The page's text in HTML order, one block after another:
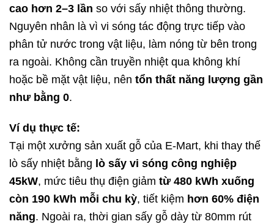
cao hơn 2–3 lần so với sấy nhiệt thông thường.
Nguyên nhân là vì vi sóng tác động trực tiếp vào
phân tử nước trong vật liệu, làm nóng từ bên trong
ra ngoài. Không cần truyền nhiệt qua không khí
hoặc bề mặt vật liệu, nên tổn thất năng lượng gần
như bằng 0.
Ví dụ thực tế:
Tại một xưởng sản xuất gỗ của E-Mart, khi thay thế
lò sấy nhiệt bằng lò sấy vi sóng công nghiệp
45kW, mức tiêu thụ điện giảm từ 480 kWh xuống
còn 190 kWh mỗi chu kỳ, tiết kiệm hơn 60% điện
năng. Ngoài ra, thời gian sấy gỗ dày từ 80mm rút